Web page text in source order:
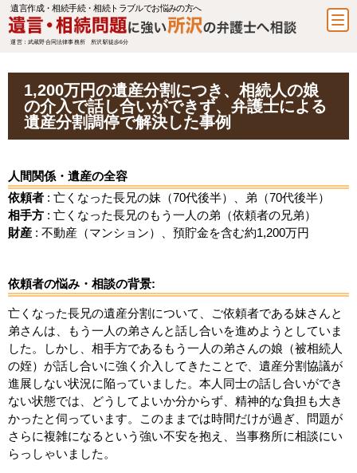
遺言作成・相続手続・相続トラブルでお悩みの方へ
運営：武蔵野合同法律事務所 所沢駅徒歩6分
1,200万円の遺産分割につき、相続人の娘
の介入で話し合いができず、弁護士による
遺産分割調停で解決した事例
人間関係・遺産の全容
依頼者 : 亡くなった長兄の妹（70代後半）、弟（70代後半）
相手方 : 亡くなった長兄のもう一人の弟（依頼者の兄弟）
財産 : 不動産（マンション）、預貯金を含む約1,200万円
依頼者の悩み・相談の背景:
亡くなった長兄の遺産分割について、ご依頼者である妹さんと
弟さんは、もう一人の弟さんと話し合いを進めようとしていま
した。しかし、相手方であるもう一人の弟さんの娘（被相続人
の姪）が話し合いに強く介入してきたことで、遺産分割協議が
進展しない状況に陥っていました。本人同士の話し合いができ
ない状態では、どうしてよいか分からず、精神的な負担も大き
かったと伺っています。このままでは時間だけが過ぎ、問題が
さらに複雑になるという強い不安を抱え、当事務所に相談にい
らっしゃいました。